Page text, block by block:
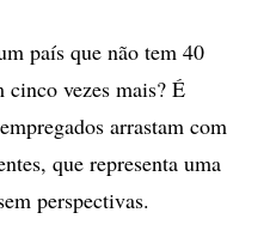
país que não tem 40
cinco vezes mais? É
arrastam com
que representa uma
perspectivas.